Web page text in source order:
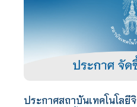
ประกาศสถาบันเทคโนโลยี